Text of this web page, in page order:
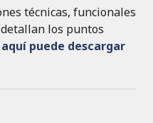
técnicas, funcionales
los puntos
aquí puede descargar